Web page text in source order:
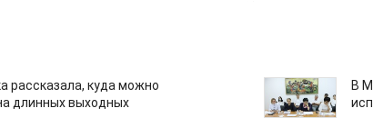
рассказала, куда можно
длинных выходных
В